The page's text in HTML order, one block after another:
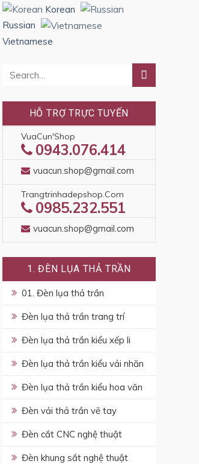
Korean
Russian
Vietnamese
HỖ TRỢ TRỰC TUYẾN
VuaCun'Shop
0943.076.414
vuacun.shop@gmail.com
Trangtrinhadepshop.com
0985.232.551
vuacun.shop@gmail.com
1. ĐÈN LỤA THẢ TRẦN
01. Đèn lụa thả trần
Đèn lụa thả trần trang trí
Đèn lụa thả trần kiểu xếp li
Đèn lụa thả trần kiểu vải nhăn
Đèn lụa thả trần kiểu hoa văn
Đèn vải thả trần vẽ tay
Đèn cắt CNC nghệ thuật
Đèn khung sắt nghệ thuật